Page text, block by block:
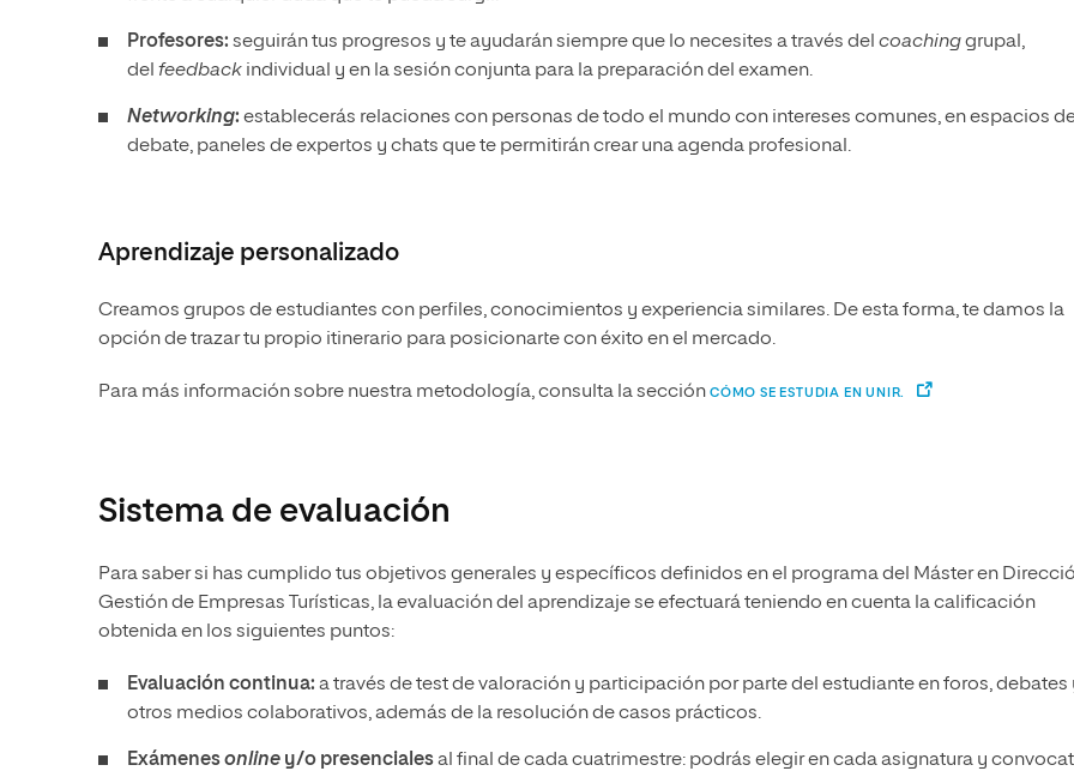
Profesores: seguirán tus progresos y te ayudarán siempre que lo necesites a través del coachinggrupal,
del feedback individual y en la sesión conjunta para la preparación del examen.
Networking: establecerás relaciones con personas de todo el mundo con intereses comunes, en espacios
debate, paneles de expertos y chats que te permitirán crear una agenda profesional.
Aprendizaje personalizado
Creamos grupos de estudiantes con perfiles, conocimientos y experiencia similares. De esta forma, te damos la
opción de trazar tu propio itinerario para posicionarte con éxito en el mercado.
Para más información sobre nuestra metodología, consulta la sección CÓMO SE ESTUDIA EN UNIR.
Sistema de evaluación
Para saber si has cumplido tus objetivos generales y específicos definidos en el programa del Máster en
Gestión de Empresas Turísticas, la evaluación del aprendizaje se efectuará teniendo en cuenta la calificación
obtenida en los siguientes puntos:
Evaluación continua: a través de test de valoración y participación por parte del estudiante en foros, debates
otros medios colaborativos, además de la resolución de casos prácticos.
Exámenesonline y/o presencialesal final de cada cuatrimestre: podrás elegir en cada asignatura y